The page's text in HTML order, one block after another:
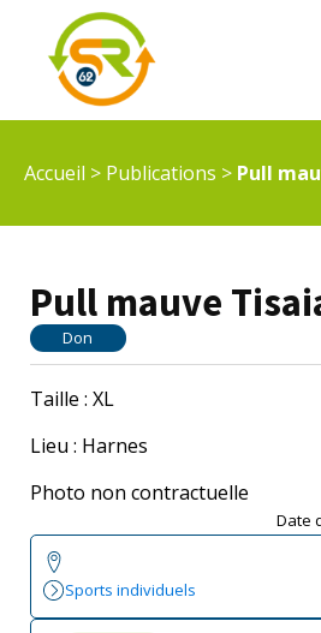
Accueil > Publications > Pull
Pull mauve
Don
Taille : XL
Lieu : Harnes
Photo non contractuelle
Date
Sports individuels